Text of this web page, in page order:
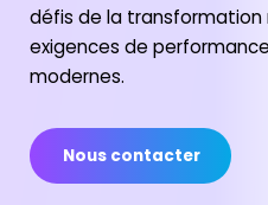
défis de la transformation
exigences de
modernes.
Nous contacter